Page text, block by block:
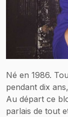
Né en 1986.
pendant dix
Au départ ce
parlais de tout